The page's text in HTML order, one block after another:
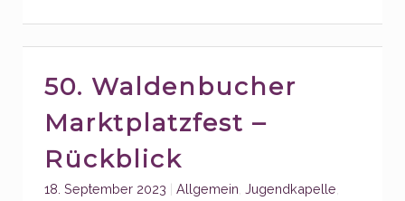
50. Waldenbucher
Marktplatzfest –
Rückblick
18. September 2023 Categories:
Allgemein Jugendkapelle